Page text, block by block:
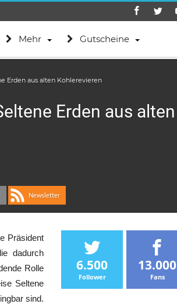
Mehr Gutscheine
Erden aus alten Kohlerevieren
Erden aus alten
Newsletter
Präsident
dadurch
Rolle
Seltene
sind.
6.500
Follower
13.000
Fans